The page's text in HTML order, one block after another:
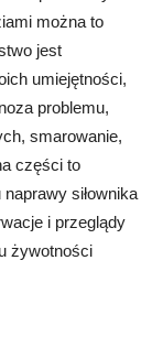
można to
jest
umiejętności,
problemu,
smarowanie,
części to
siłownika
i przeglądy
żywotności